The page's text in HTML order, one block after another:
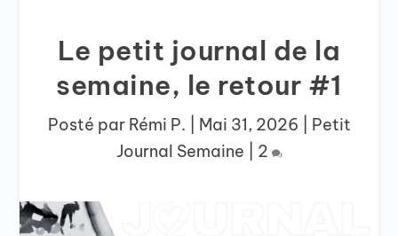
Le petit journal de la
semaine, le retour #1
Posté par Rémi P. Mai 31, 2026
Petit
Journal Semaine
2